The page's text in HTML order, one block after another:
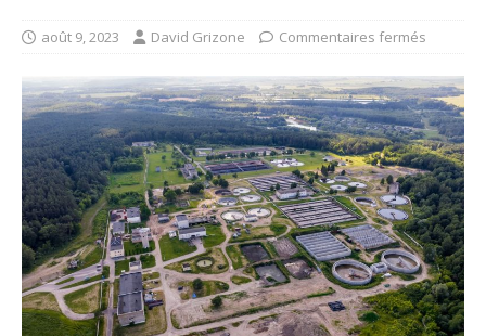
août 9, 2023 David Grizone Commentaires fermés